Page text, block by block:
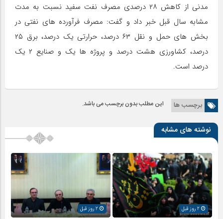
مدنی از کاهش ۲۸ درصدی مصرف نفت سفید نسبت به مدت
مشابه سال قبل خبر داد و گفت: مصرف فرآورده های نفتی در
بخش های حمل و نقل ۶۳ درصد، حرارتی یک درصد، برق ۲۵
درصد، کشاورزی هشت درصد و پروژه ها یک و صنایع ۲ یک
درصد است.
برچسب ها این مطلب بدون برچسب می باشد.
نوشته های مشابه
2 روز قبل